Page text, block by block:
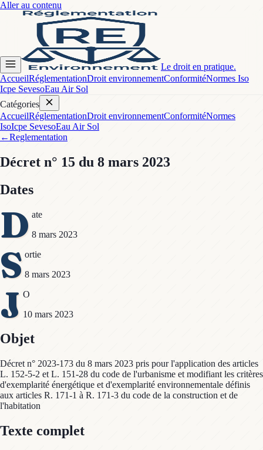
Aller au contenu
Le droit en pratique.
AccueilRéglementationDroit environnementConformitéNormes Iso
Icpe SevesoEau Air Sol
Catégories
AccueilRéglementationDroit environnementConformitéNormes
IsoIcpe SevesoEau Air Sol
←Reglementation
Décret n° 15 du 8 mars 2023
Dates
D ate
8 mars 2023
S ortie
8 mars 2023
J O
10 mars 2023
Objet
Décret n° 2023-173 du 8 mars 2023 pris pour l'application des articles
L. 152-5-2 et L. 151-28 du code de l'urbanisme et modifiant les critères
d'exemplarité énergétique et d'exemplarité environnementale définis
aux articles R. 171-1 à R. 171-3 du code de la construction et de
l'habitation
Texte complet